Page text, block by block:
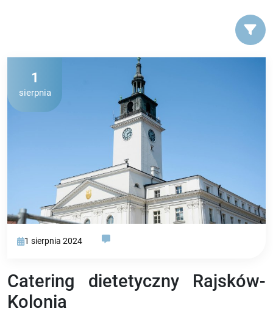
1 sierpnia 2024
1
sierpnia
Catering dietetyczny Rajsków-
Kolonia